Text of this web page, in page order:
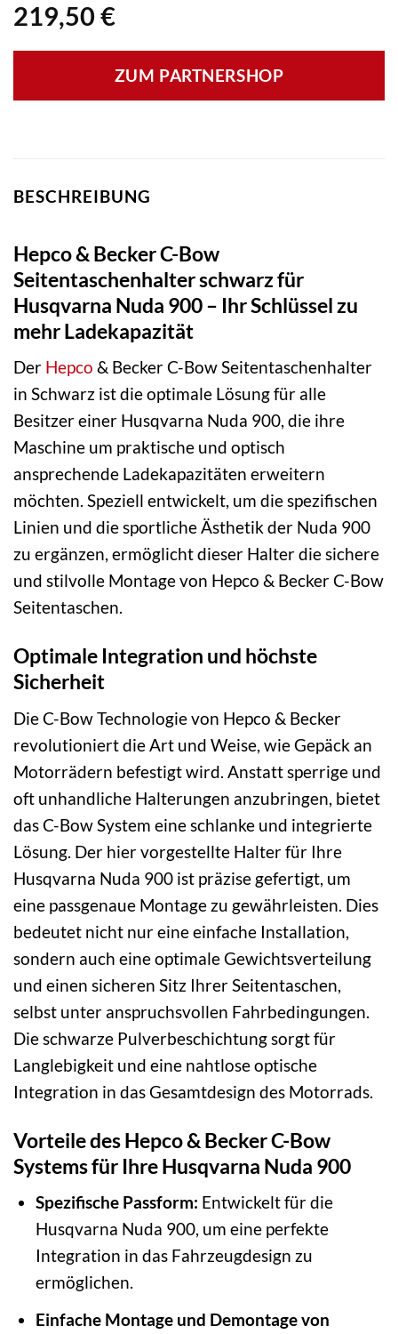
219,50 €
ZUM PARTNERSHOP
BESCHREIBUNG
Hepco & Becker C-Bow
Seitentaschenhalter schwarz für
Husqvarna Nuda 900 – Ihr Schlüssel zu
mehr Ladekapazität
Der Hepco & Becker C-Bow Seitentaschenhalter
in Schwarz ist die optimale Lösung für alle
Besitzer einer Husqvarna Nuda 900, die ihre
Maschine um praktische und optisch
ansprechende Ladekapazitäten erweitern
möchten. Speziell entwickelt, um die spezifischen
Linien und die sportliche Ästhetik der Nuda 900
zu ergänzen, ermöglicht dieser Halter die sichere
und stilvolle Montage von Hepco & Becker C-Bow
Seitentaschen.
Optimale Integration und höchste
Sicherheit
Die C-Bow Technologie von Hepco & Becker
revolutioniert die Art und Weise, wie Gepäck an
Motorrädern befestigt wird. Anstatt sperrige und
oft unhandliche Halterungen anzubringen, bietet
das C-Bow System eine schlanke und integrierte
Lösung. Der hier vorgestellte Halter für Ihre
Husqvarna Nuda 900 ist präzise gefertigt, um
eine passgenaue Montage zu gewährleisten. Dies
bedeutet nicht nur eine einfache Installation,
sondern auch eine optimale Gewichtsverteilung
und einen sicheren Sitz Ihrer Seitentaschen,
selbst unter anspruchsvollen Fahrbedingungen.
Die schwarze Pulverbeschichtung sorgt für
Langlebigkeit und eine nahtlose optische
Integration in das Gesamtdesign des Motorrads.
Vorteile des Hepco & Becker C-Bow
Systems für Ihre Husqvarna Nuda 900
Spezifische Passform: Entwickelt für die
Husqvarna Nuda 900, um eine perfekte
Integration in das Fahrzeugdesign zu
ermöglichen.
Einfache Montage und Demontage von